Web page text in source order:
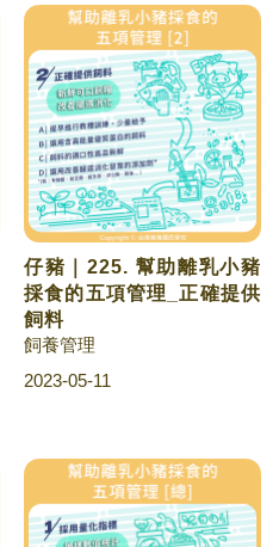
仔豬｜225. 幫助離乳小豬
採食的五項管理_正確提供
飼料
飼養管理
2023-05-11